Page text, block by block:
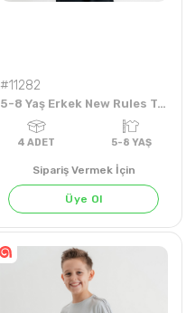
#11282
5-8 Yaş Erkek New Rules Tshirt
Sipariş Vermek İçin
Üye Ol